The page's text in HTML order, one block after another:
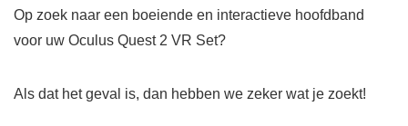
Op zoek naar een boeiende en interactieve hoofdband
voor uw Oculus Quest 2 VR Set?
Als dat het geval is, dan hebben we zeker wat je zoekt!